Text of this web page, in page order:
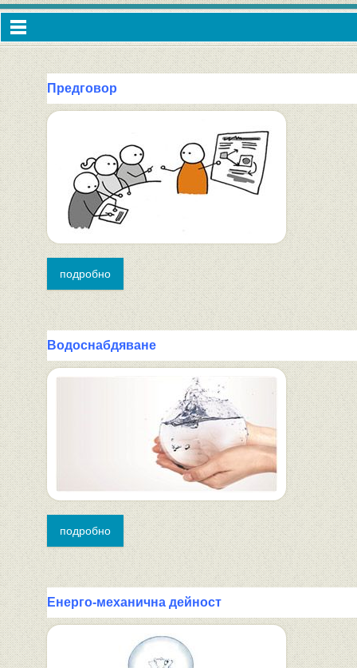
Предговор
подробно
Водоснабдяване
подробно
Енерго-механична дейност